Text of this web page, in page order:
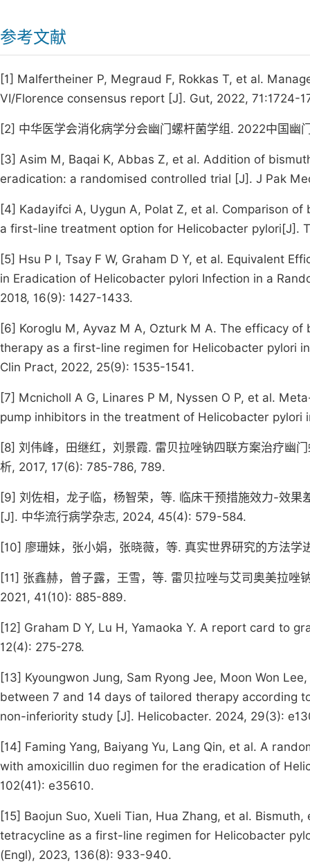
参考文献
[1] Malfertheiner P, Megraud F, Rokkas T, et al.
VI/Florence consensus report [J]. Gut, 2022, 71:1724-
[2] 中华医学会消化病学分会幽门螺杆菌学组. 2022中国
[3] Asim M, Baqai K, Abbas Z, et al. Addition of
eradication: a randomised controlled trial [J]. J Pak
[4] Kadayifci A, Uygun A, Polat Z, et al. Comparison
a first-line treatment option for Helicobacter pylori[J].
[5] Hsu P I, Tsay F W, Graham D Y, et al. Equivalent
in Eradication of Helicobacter pylori Infection in a
2018, 16(9): 1427-1433.
[6] Koroglu M, Ayvaz M A, Ozturk M A. The efficacy
therapy as a first-line regimen for Helicobacter pylori
Clin Pract, 2022, 25(9): 1535-1541.
[7] Mcnicholl A G, Linares P M, Nyssen O P, et al.
pump inhibitors in the treatment of Helicobacter
[8] 刘伟峰，田继红，刘景霞. 雷贝拉唑钠四联方案治疗幽
析, 2017, 17(6): 785-786, 789.
[9] 刘佐相，龙子临，杨智荣，等. 临床干预措施效力-效
[J]. 中华流行病学杂志, 2024, 45(4): 579-584.
[10] 廖珊妹，张小娟，张晓薇，等. 真实世界研究的方法
[11] 张鑫赫，曾子露，王雪，等. 雷贝拉唑与艾司奥美拉
2021, 41(10): 885-889.
[12] Graham D Y, Lu H, Yamaoka Y. A report card to
12(4): 275-278.
[13] Kyoungwon Jung, Sam Ryong Jee, Moon Won
between 7 and 14 days of tailored therapy according
non-inferiority study [J]. Helicobacter. 2024, 29(3):
[14] Faming Yang, Baiyang Yu, Lang Qin, et al. A
with amoxicillin duo regimen for the eradication of
102(41): e35610.
[15] Baojun Suo, Xueli Tian, Hua Zhang, et al.
tetracycline as a first-line regimen for Helicobacter
(Engl), 2023, 136(8): 933-940.